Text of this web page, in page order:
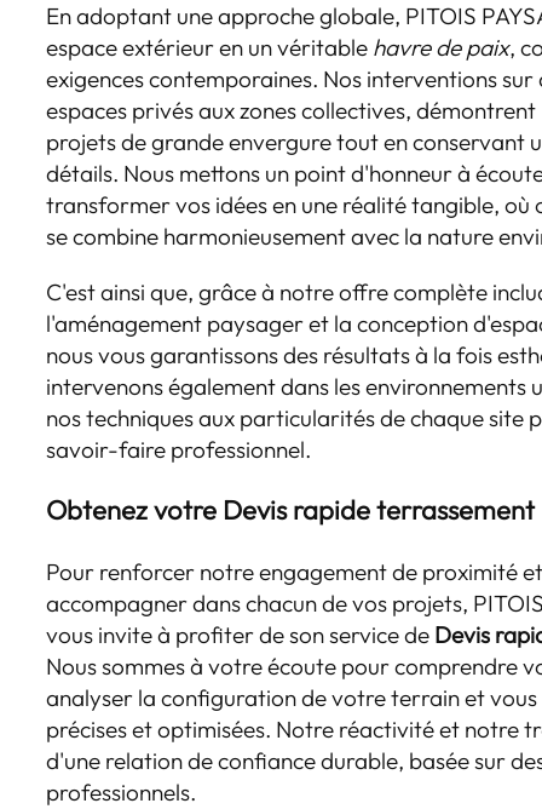
En adoptant une approche globale, PITOIS
espace extérieur en un véritable havre de paix,
exigences contemporaines. Nos interventions
espaces privés aux zones collectives,
projets de grande envergure tout en conservant
détails. Nous mettons un point d'honneur à
transformer vos idées en une réalité tangible,
se combine harmonieusement avec la nature
C'est ainsi que, grâce à notre offre complète
l'aménagement paysager et la conception
nous vous garantissons des résultats à la fois
intervenons également dans les
nos techniques aux particularités de chaque site
savoir-faire professionnel.
Obtenez votre Devis rapide terrassement
Pour renforcer notre engagement de proximité
accompagner dans chacun de vos projets,
vous invite à profiter de son service de Devis
Nous sommes à votre écoute pour comprendre
analyser la configuration de votre terrain et
précises et optimisées. Notre réactivité et notre
d'une relation de confiance durable, basée sur
professionnels.